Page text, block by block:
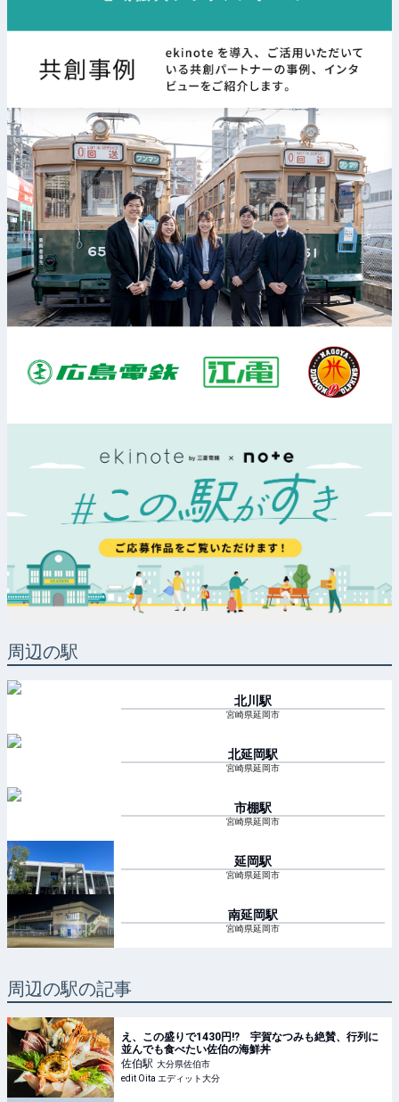
周辺の駅
北川 駅
宮崎県延岡市
北延岡駅
宮崎県延岡市
市棚駅
宮崎県延岡市
延岡駅
宮崎県延岡市
南延岡駅
宮崎県延岡市
周辺の駅の記事
え、この盛りで1430円!? 宇賀なつみも絶賛、行列に
並んでも食べたい佐伯の海鮮丼
佐伯駅 大分県佐伯市
edit Oita エディット大分